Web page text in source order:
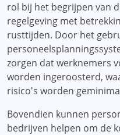
rol bij het begrijpen van
regelgeving met
rusttijden. Door het
zorgen dat werknemers
worden ingeroosterd,
risico's worden
Bovendien kunnen
bedrijven helpen om de